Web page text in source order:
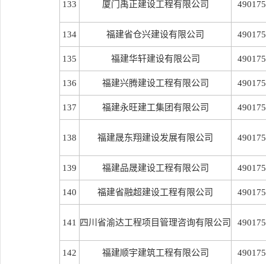
133 厦门禹正建设工程有限公司
134 福建省仓兴建设有限公司
135 福建华轩建设有限公司
136 福建兴腾建设工程有限公司
137 福建永旺建工集团有限公司
138 福建晟东翔建设发展有限公司
139 福建品晟建设工程有限公司
140 福建省融超建设工程有限公司
141 四川省渝达工程项目管理咨询有限公司
142 福建顺宇建筑工程有限公司